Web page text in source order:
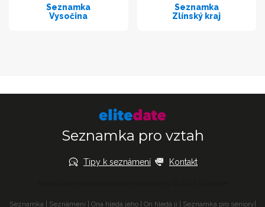
Seznamka
Vysočina
Seznamka
Zlínský kraj
Seznamka pro vztah
Tipy k seznámení Kontakt
Seznamka Seznámení Ona hledá jeho| On hledá ji Seznamka pro seniory